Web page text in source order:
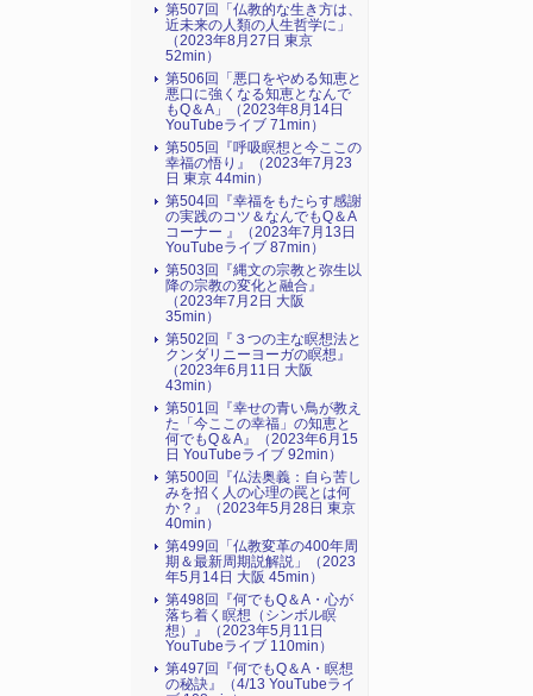
第507回「仏教的な生き方は、
近未来の人類の人生哲学に」
（2023年8月27日 東京
52min）
第506回「悪口をやめる知恵と
悪口に強くなる知恵となんで
もQ＆A」（2023年8月14日
YouTubeライブ 71min）
第505回『呼吸瞑想と今ここの
幸福の悟り』（2023年7月23
日 東京 44min）
第504回『幸福をもたらす感謝
の実践のコツ＆なんでもQ＆A
コーナー 』（2023年7月13日
YouTubeライブ 87min）
第503回『縄文の宗教と弥生以
降の宗教の変化と融合』
（2023年7月2日 大阪
35min）
第502回『３つの主な瞑想法と
クンダリニーヨーガの瞑想』
（2023年6月11日 大阪
43min）
第501回『幸せの青い鳥が教え
た「今ここの幸福」の知恵と
何でもQ＆A』（2023年6月15
日 YouTubeライブ 92min）
第500回『仏法奥義：自ら苦し
みを招く人の心理の罠とは何
か？』（2023年5月28日 東京
40min）
第499回「仏教変革の400年周
期＆最新周期説解説」（2023
年5月14日 大阪 45min）
第498回『何でもQ＆A・心が
落ち着く瞑想（シンボル瞑
想）』（2023年5月11日
YouTubeライブ 110min）
第497回『何でもQ＆A・瞑想
の秘訣』（4/13 YouTubeライ